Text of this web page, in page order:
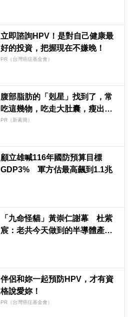
立即諮詢HPV！是對自己健康最
好的投資，把握現在不嫌晚！
PR（台灣癌症基金會）
腹部脂肪的「剋星」找到了，常
吃這幾物，吃走大肚囊，瘦出小
蠻腰
PR（新素簡）
顧立雄喊116年國防預算目標
GDP3% 軍方估最高飆到1.1兆
「九命怪貓」黃崇仁謝幕 杜紫
宸：老共今天做到的半導體產
伴侶和妳一起預防HPV，才有資
格說愛妳！
PR（台灣癌症基金會）